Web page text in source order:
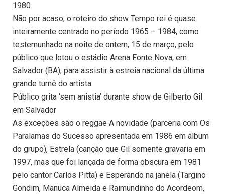
1980.
Não por acaso, o roteiro do show Tempo rei é quase
inteiramente centrado no período 1965 – 1984, como
testemunhado na noite de ontem, 15 de março, pelo
público que lotou o estádio Arena Fonte Nova, em
Salvador (BA), para assistir à estreia nacional da última
grande turnê do artista.
Público grita ‘sem anistia’ durante show de Gilberto Gil
em Salvador
As exceções são o reggae A novidade (parceria com Os
Paralamas do Sucesso apresentada em 1986 em álbum
do grupo), Estrela (canção que Gil somente gravaria em
1997, mas que foi lançada de forma obscura em 1981
pelo cantor Carlos Pitta) e Esperando na janela (Targino
Gondim, Manuca Almeida e Raimundinho do Acordeom,